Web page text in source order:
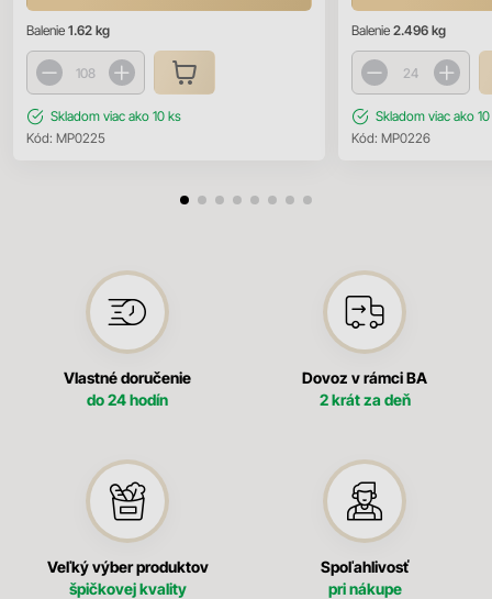
Balenie 1.62 kg
Skladom viac ako 10 ks
Kód: MP0225
Balenie 2.496 kg
Skladom viac ako
Kód: MP0226
Vlastné doručenie
do 24 hodín
Dovoz v rámci BA
2 krát za deň
Veľký výber produktov
špičkovej kvality
Spoľahlivosť
pri nákupe